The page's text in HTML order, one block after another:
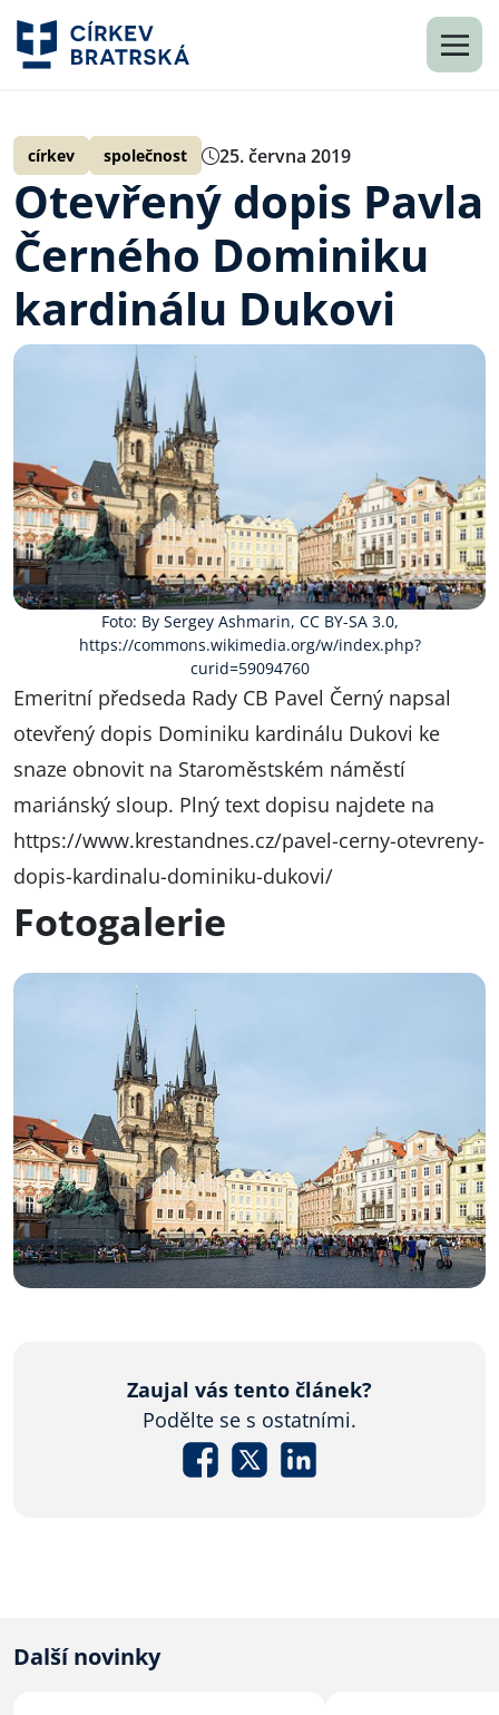
církev společnost 25. června 2019
Otevřený dopis Pavla
Černého Dominiku
kardinálu Dukovi
Foto: By Sergey Ashmarin, CC BY-SA 3.0,
https://commons.wikimedia.org/w/index.php?
curid=59094760
Emeritní předseda Rady CB Pavel Černý napsal
otevřený dopis Dominiku kardinálu Dukovi ke
snaze obnovit na Staroměstském náměstí
mariánský sloup. Plný text dopisu najdete na
https://www.krestandnes.cz/pavel-cerny-otevreny-
dopis-kardinalu-dominiku-dukovi/
Fotogalerie
Zaujal vás tento článek?
Podělte se s ostatními.
Další novinky